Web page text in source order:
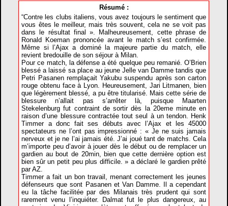
Résumé :
“Contre les clubs italiens, vous avez toujours le sentiment que
vous êtes le meilleur, mais très souvent, cela ne se voit pas
dans le résultat final ». Malheureusement, cette phrase de
Ronald Koeman prononcée avant le match s’est confirmée.
Même si l’Ajax a dominé la majeure partie du match, elle
revient bredouille de son séjour à Milan.
Pour ce match, la défense a été quelque peu remanié. O’Brien
blessé a laissé sa place au jeune Jelle van Damme tandis que
Petri Pasanen remplaçait Yakubu suspendu après son carton
rouge obtenu face à Lyon. Heureusement, Jari Litmanen, bien
que légèrement blessé, a pu être titularisé. Mais cette série de
blessure n’allait pas s’arrêter là, puisque Maarten
Stekelenburg fut contraint de sortir dès la 20eme minute en
raison d’une blessure contractée tout seul à un tendon. Henk
Timmer a donc fait ses débuts avec l’Ajax et les 45000
spectateurs ne l’ont pas impressionné : « Je ne suis jamais
nerveux et je ne l’ai jamais été. J’ai joué tant de matchs. Cela
m’importe peu d’avoir à jouer dès le début ou de remplacer un
gardien au bout de 20min, bien que cette dernière option est
bien sûr un petit peu plus difficile. » a déclaré le gardien prêté
par AZ.
Timmer a fait un bon travail, menant correctement les jeunes
défenseurs que sont Pasanen et Van Damme. Il a cependant
eu la tâche facilitée par des Milanais très prudent qui sont
rarement venu l’inquiéter. Dalmat fut le plus dangereux, au